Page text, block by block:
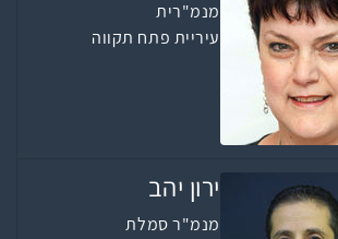
מנמ"רית
עיריית פתח תקווה
ירון יהב
מנמ"ר סמלת